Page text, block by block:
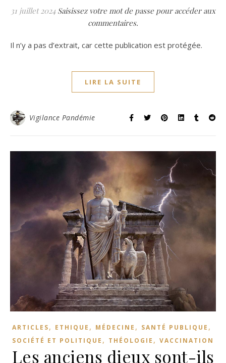
31 juillet 2024 Saisissez votre mot de passe pour accéder aux
commentaires.
Il n’y a pas d’extrait, car cette publication est protégée.
LIRE LA SUITE
Vigilance Pandémie
ARTICLES, ETHIQUE , MÉDECINE , SANTÉ PUBLIQUE ,
SOCIÉTÉ ET POLITIQUE , THÉOLOGIE , VACCINATION
Les anciens dieux sont-ils